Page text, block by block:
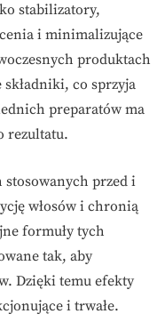
stabilizatory,
i minimalizujące
produktach
co sprzyja
preparatów ma
rezultatu.
stosowanych przed i
włosów i chronią
formuły tych
tak, aby
Dzięki temu efekty
i trwałe.